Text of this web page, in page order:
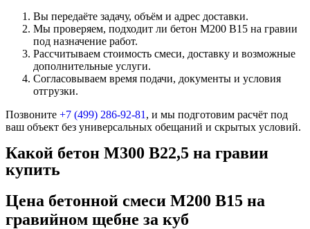
Вы передаёте задачу, объём и адрес доставки.
Мы проверяем, подходит ли бетон М200 В15 на гравии
под назначение работ.
Рассчитываем стоимость смеси, доставку и возможные
дополнительные услуги.
Согласовываем время подачи, документы и условия
отгрузки.
Позвоните +7 (499) 286-92-81 , и мы подготовим расчёт под
ваш объект без универсальных обещаний и скрытых условий.
Какой бетон М300 В22,5 на гравии
купить
Цена бетонной смеси М200 В15 на
гравийном щебне за куб